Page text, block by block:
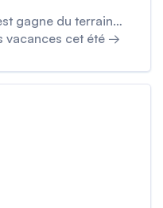
gagne du terrain…
vacances cet été →